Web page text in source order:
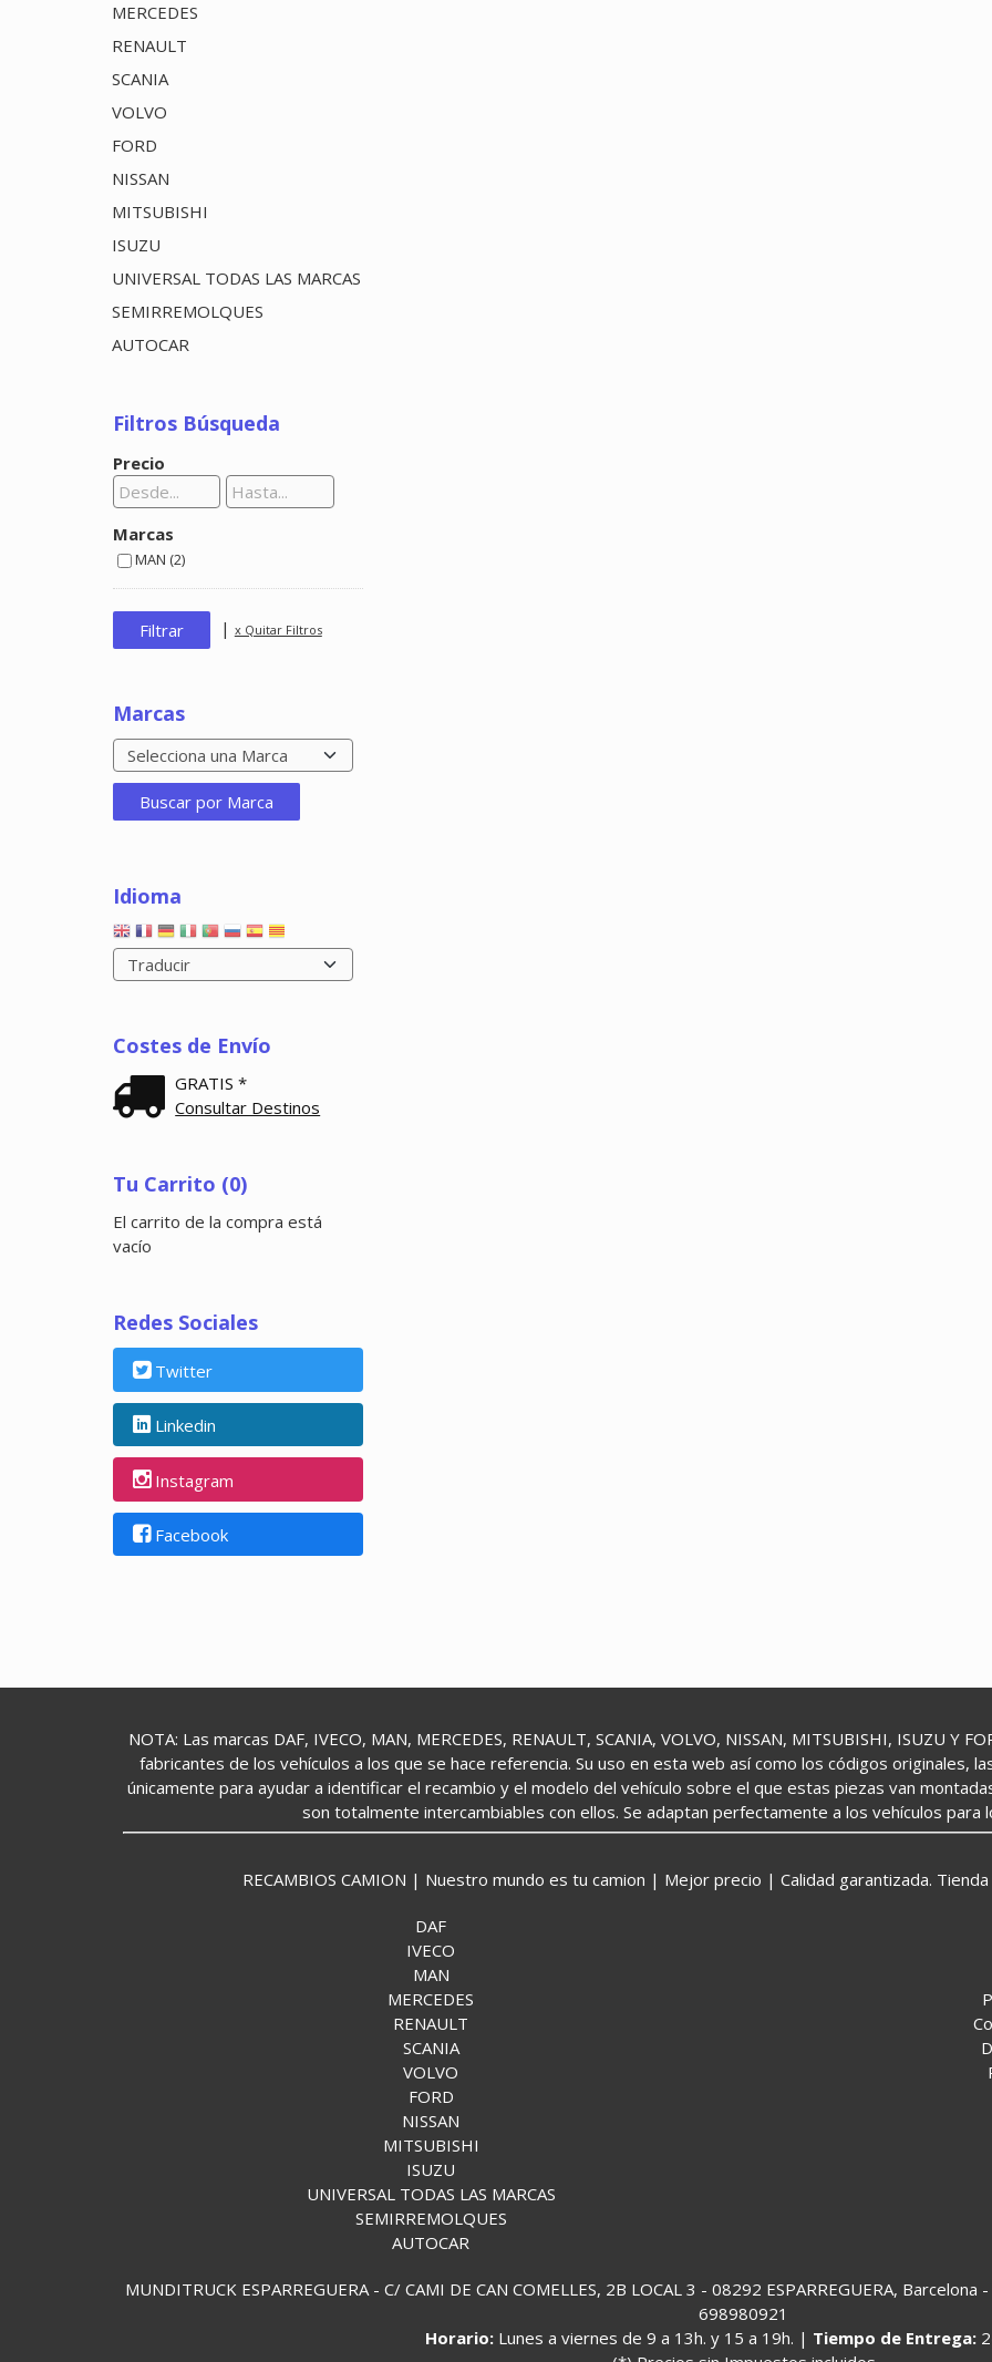
MERCEDES
RENAULT
SCANIA
VOLVO
FORD
NISSAN
MITSUBISHI
ISUZU
UNIVERSAL TODAS LAS MARCAS
SEMIRREMOLQUES
AUTOCAR
Filtros Búsqueda
Precio
Marcas
MAN (2)
| x Quitar Filtros
Marcas
Idioma
Costes de Envío
GRATIS *
Consultar Destinos
Tu Carrito (0)
El carrito de la compra está
vacío
Redes Sociales
Twitter
Linkedin
Instagram
Facebook
NOTA: Las marcas DAF, IVECO, MAN, MERCEDES, RENAULT, SCANIA, VOLVO, NISSAN, MITSUBISHI, ISUZU Y
fabricantes de los vehículos a los que se hace referencia. Su uso en esta web así como los códigos originales,
únicamente para ayudar a identificar el recambio y el modelo del vehículo sobre el que estas piezas van
son totalmente intercambiables con ellos. Se adaptan perfectamente a los vehículos para
RECAMBIOS CAMION | Nuestro mundo es tu camion | Mejor precio | Calidad garantizada.
DAF
IVECO
MAN
MERCEDES
RENAULT
SCANIA
VOLVO
FORD
NISSAN
MITSUBISHI
ISUZU
UNIVERSAL TODAS LAS MARCAS
SEMIRREMOLQUES
AUTOCAR
MUNDITRUCK ESPARREGUERA - C/ CAMI DE CAN COMELLES, 2B LOCAL 3 - 08292 ESPARREGUERA,
698980921
Horario: Lunes a viernes de 9 a 13h. y 15 a 19h. | Tiempo de Entrega: